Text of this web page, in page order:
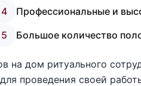
4
Профессиональные и
5
Большое количество
на дом ритуального
проведения своей